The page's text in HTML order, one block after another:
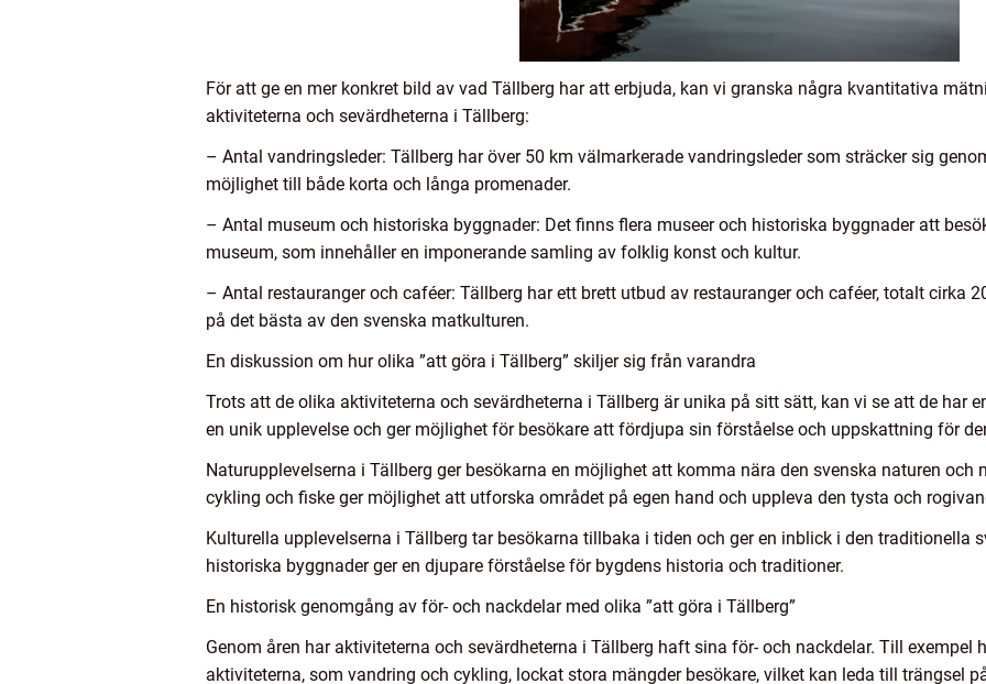
För att ge en mer konkret bild av vad Tällberg har att erbjuda, kan vi granska några kvantitativa
aktiviteterna och sevärdheterna i Tällberg:
– Antal vandringsleder: Tällberg har över 50 km välmarkerade vandringsleder som sträcker sig
möjlighet till både korta och långa promenader.
– Antal museum och historiska byggnader: Det finns flera museer och historiska byggnader att
museum, som innehåller en imponerande samling av folklig konst och kultur.
– Antal restauranger och caféer: Tällberg har ett brett utbud av restauranger och caféer, totalt cirka
på det bästa av den svenska matkulturen.
En diskussion om hur olika ”att göra i Tällberg” skiljer sig från varandra
Trots att de olika aktiviteterna och sevärdheterna i Tällberg är unika på sitt sätt, kan vi se att de har
en unik upplevelse och ger möjlighet för besökare att fördjupa sin förståelse och uppskattning för
Naturupplevelserna i Tällberg ger besökarna en möjlighet att komma nära den svenska naturen och
cykling och fiske ger möjlighet att utforska området på egen hand och uppleva den tysta och
Kulturella upplevelserna i Tällberg tar besökarna tillbaka i tiden och ger en inblick i den traditionella
historiska byggnader ger en djupare förståelse för bygdens historia och traditioner.
En historisk genomgång av för- och nackdelar med olika ”att göra i Tällberg”
Genom åren har aktiviteterna och sevärdheterna i Tällberg haft sina för- och nackdelar. Till exempel
aktiviteterna, som vandring och cykling, lockat stora mängder besökare, vilket kan leda till trängsel